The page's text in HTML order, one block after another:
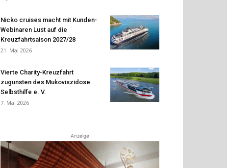
Nicko cruises macht mit Kunden-
Webinaren Lust auf die
Kreuzfahrtsaison 2027/28
21. Mai 2026
Vierte Charity-Kreuzfahrt
zugunsten des Mukoviszidose
Selbsthilfe e. V.
7. Mai 2026
Anzeige